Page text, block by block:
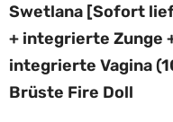
Swetlana [Sofort
+ integrierte Zunge
integrierte Vagina
Brüste Fire Doll